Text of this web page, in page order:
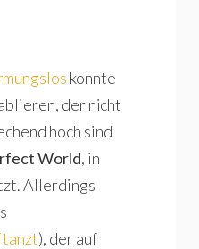
konnte
der nicht
hoch sind
World, in
Allerdings
tanzt), der auf